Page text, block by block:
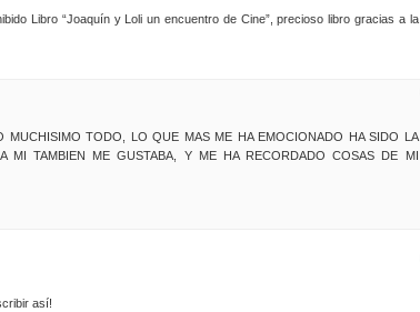
Libro “Joaquín y Loli un encuentro de Cine”, precioso libro gracias a la
MUCHISIMO TODO, LO QUE MAS ME HA EMOCIONADO HA SIDO LA
MI TAMBIEN ME GUSTABA, Y ME HA RECORDADO COSAS DE MI
así!